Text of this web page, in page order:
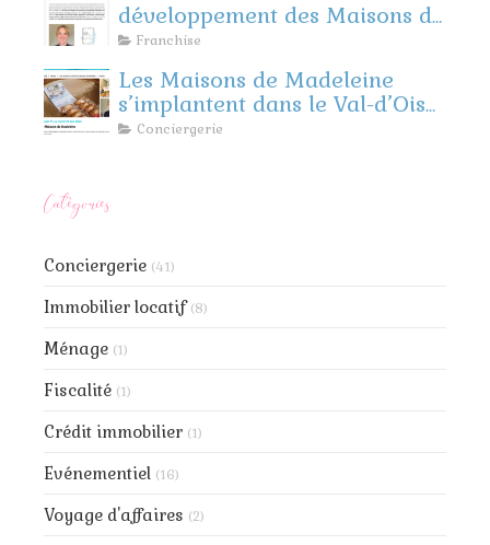
développement des Maisons de
Madeleine
Franchise
Les Maisons de Madeleine
s’implantent dans le Val-d’Oise
et les Yvelines !
Conciergerie
Catégories
Conciergerie (41)
Immobilier locatif (8)
Ménage (1)
Fiscalité (1)
Crédit immobilier (1)
Evénementiel (16)
Voyage d'affaires (2)